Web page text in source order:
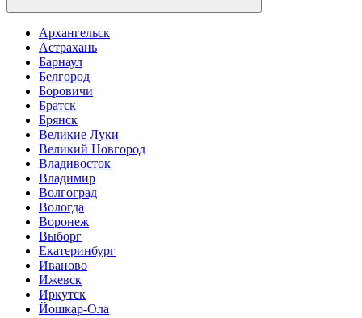
Архангельск
Астрахань
Барнаул
Белгород
Боровичи
Братск
Брянск
Великие Луки
Великий Новгород
Владивосток
Владимир
Волгоград
Вологда
Воронеж
Выборг
Екатеринбург
Иваново
Ижевск
Иркутск
Йошкар-Ола